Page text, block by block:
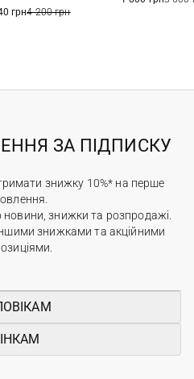
грн4 200 грн
ЗА ПІДПИСКУ
знижку 10%* на перше
знижки та розпродажі.
знижками та акційними